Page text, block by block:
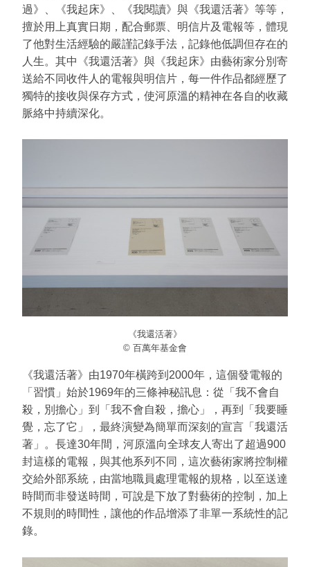
過》、《我起床》、《我閱讀》與《我還活著》等等，
擅於用上真實日期，配合郵票、明信片及電報等，體現
了他對生活經驗的嚴謹記錄手法，記錄他低調但存在的
人生。其中《我還活著》與《我起床》由藝術家分別寄
送給不同收件人的電報與明信片，每一件作品都經歷了
獨特的接收與保存方式，使河原溫的精神在各自的收藏
脈絡中持續深化。
《我還活著》
© 百萬年基金會
《我還活著》由1970年橫跨到2000年，這個發電報的
「習慣」始於1969年的三條神秘訊息：從「我不會自
殺，別擔心」到「我不會自殺，擔心」，再到「我要睡
覺，忘了它」，最終演變為簡單而深刻的宣言「我還活
著」。長達30年間，河原溫向全球友人寄出了超過900
封這樣的電報，與其他系列不同，這次藝術家將控制權
交給外部系統，由當地職員處理電報的規格，以至送達
時間而非發送時間，可說是下放了對藝術的控制，加上
不規則的時間性，讓他的作品增添了非單一系統性的記
錄。